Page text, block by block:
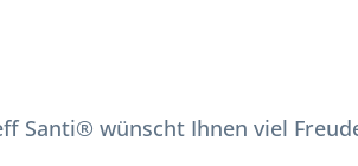
Santi® wünscht Ihnen viel